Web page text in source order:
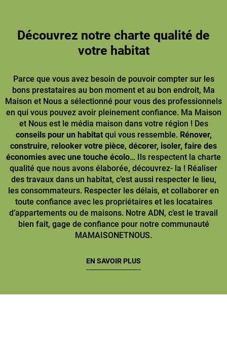
Découvrez notre charte qualité de
votre habitat
Parce que vous avez besoin de pouvoir compter sur les
bons prestataires au bon moment et au bon endroit, Ma
Maison et Nous a sélectionné pour vous des professionnels
en qui vous pouvez avoir pleinement confiance. Ma Maison
et Nous est le média maison dans votre région ! Des
conseils pour un habitatqui vous ressemble. Rénover,
construire, relooker votre pièce, décorer, isoler, faire des
économies avec une touche écolo… Ils respectent la charte
qualité que nous avons élaborée, découvrez- la ! Réaliser
des travaux dans un habitat, c’est aussi respecter le lieu,
les consommateurs. Respecter les délais, et collaborer en
toute confiance avec les propriétaires et les locataires
d’appartements ou de maisons. Notre ADN, c’est le travail
bien fait, gage de confiance pour notre communauté
MAMAISONETNOUS.
EN SAVOIR PLUS